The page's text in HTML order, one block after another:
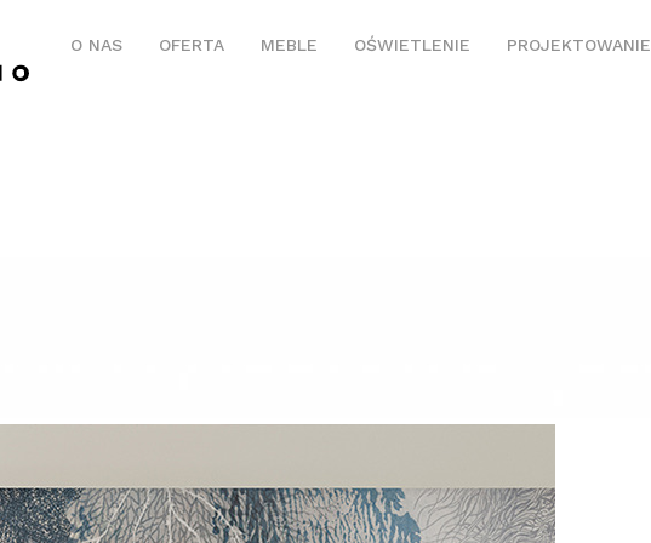
O NAS OFERTA MEBLE OŚWIETLENIE PROJEKTOWANIE